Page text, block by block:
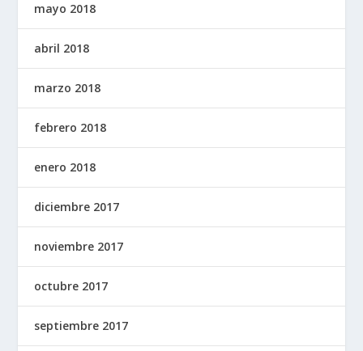
mayo 2018
abril 2018
marzo 2018
febrero 2018
enero 2018
diciembre 2017
noviembre 2017
octubre 2017
septiembre 2017